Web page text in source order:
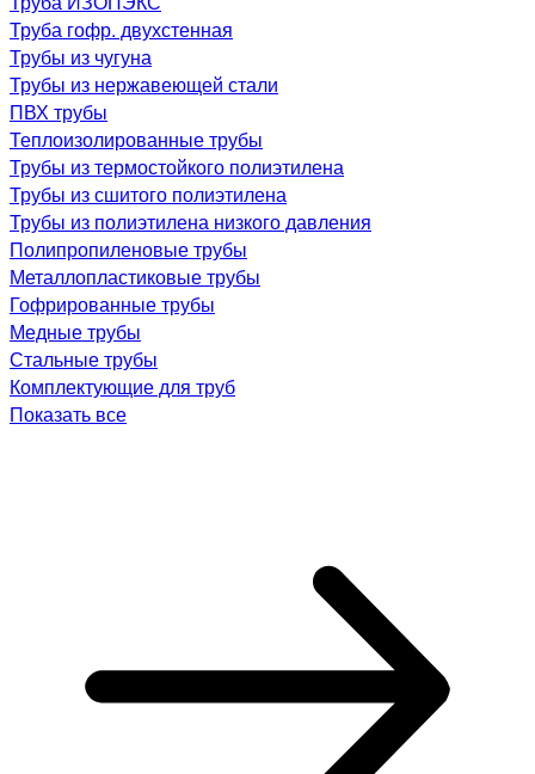
Труба гофр. двухстенная
Трубы из чугуна
Трубы из нержавеющей стали
ПВХ трубы
Теплоизолированные трубы
Трубы из термостойкого полиэтилена
Трубы из сшитого полиэтилена
Трубы из полиэтилена низкого давления
Полипропиленовые трубы
Металлопластиковые трубы
Гофрированные трубы
Медные трубы
Стальные трубы
Комплектующие для труб
Показать все